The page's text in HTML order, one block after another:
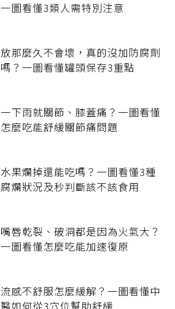
一圖看懂3類人需特別注意
放那麼久不會壞，真的沒加防腐劑
嗎？一圖看懂罐頭保存3重點
一下雨就關節、膝蓋痛？一圖看懂
怎麼吃能舒緩關節痛問題
水果爛掉還能吃嗎？一圖看懂3種
腐爛狀況及秒判斷該不該食用
嘴唇乾裂、破洞都是因為火氣大？
一圖看懂怎麼吃能加速復原
流感不舒服怎麼緩解？一圖看懂中
醫如何從3穴位幫助舒緩